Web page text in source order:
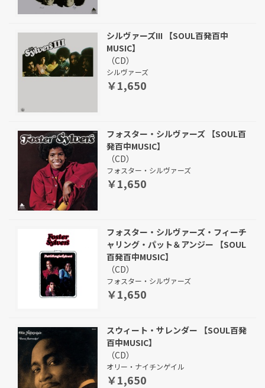
シルヴァーズIII 【SOUL百発百中
MUSIC】
（CD）
シルヴァーズ
￥1,650
フォスター・シルヴァーズ 【SOUL百
発百中MUSIC】
（CD）
フォスター・シルヴァーズ
￥1,650
フォスター・シルヴァーズ・フィーチ
ャリング・パット＆アンジー 【SOUL
百発百中MUSIC】
（CD）
フォスター・シルヴァーズ
￥1,650
スウィート・サレンダー 【SOUL百発
百中MUSIC】
（CD）
オリー・ナイチンゲイル
￥1,650